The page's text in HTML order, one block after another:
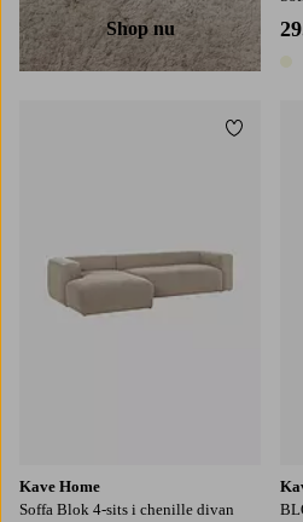
Shop nu
Kave Home
Soffa Blok 4-sits i chenille divan
Tilføj til